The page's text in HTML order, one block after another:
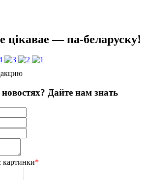
цікавае — па-беларуску!
Дайте нам знать
картинки*